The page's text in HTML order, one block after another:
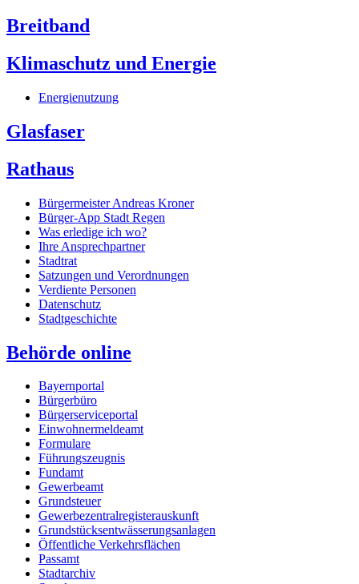
Breitband
Klimaschutz und Energie
Energienutzung
Glasfaser
Rathaus
Bürgermeister Andreas Kroner
Bürger-App Stadt Regen
Was erledige ich wo?
Ihre Ansprechpartner
Stadtrat
Satzungen und Verordnungen
Verdiente Personen
Datenschutz
Stadtgeschichte
Behörde online
Bayernportal
Bürgerbüro
Bürgerserviceportal
Einwohnermeldeamt
Formulare
Führungszeugnis
Fundamt
Gewerbeamt
Grundsteuer
Gewerbezentralregisterauskunft
Grundstücksentwässerungsanlagen
Öffentliche Verkehrsflächen
Passamt
Stadtarchiv